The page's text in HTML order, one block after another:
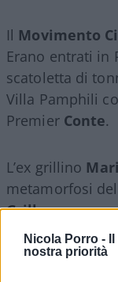
Nicola Porro -
nostra priorità
Il Movimento
Erano entrati in
scatoletta di
Villa Pamphili
Premier Conte.
L’ex grillino
metamorfosi
Grillo.
Dalla puntata